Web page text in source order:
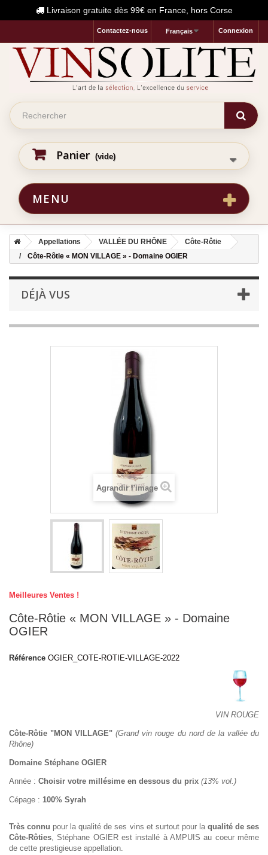
Livraison gratuite dès 99€ en France, hors Corse
Connexion
Français
Contactez-nous
Panier (vide)
MENU
Appellations VALLÉE DU RHÔNE
Côte-Rôtie
Côte-Rôtie « MON VILLAGE » - Domaine OGIER
DÉJÀ VUS
Agrandir l'image
Meilleures Ventes !
Côte-Rôtie « MON VILLAGE » - Domaine
OGIER
Référence OGIER_COTE-ROTIE-VILLAGE-2022
VIN ROUGE
Côte-Rôtie "MON VILLAGE"(Grand vin rouge du nord de la vallée du
Rhône)
Domaine Stéphane OGIER
Année : Choisir votre millésime en dessous du prix (13% vol.)
Cépage : 100% Syrah
Très connu pour la qualité de ses vins et surtout pour la qualité de ses
Côte-Rôties , Stéphane OGIER est installé à AMPUIS au coeur même
de cette prestigieuse appellation.